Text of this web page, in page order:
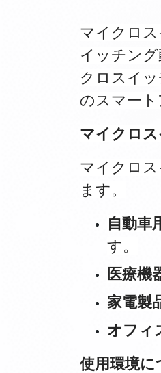
マイクロ
イッチン
クロスイ
のスマート
マイクロ
マイクロ
ます。
自動車
す。
医療機
家電製
オフィ
使用環境に